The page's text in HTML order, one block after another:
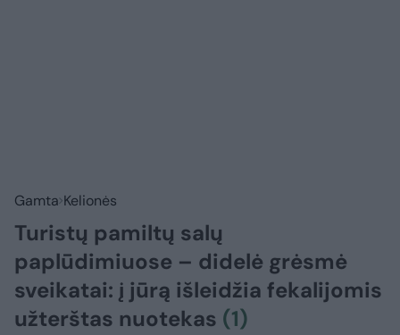
Gamta Kelionės
Turistų pamiltų salų
paplūdimiuose – didelė grėsmė
sveikatai: į jūrą išleidžia fekalijomis
užterštas nuotekas (1)